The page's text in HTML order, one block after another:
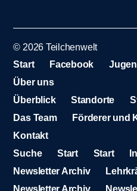
© 2026 Teilchenwelt
Start
Facebook
Über uns
Überblick
Standorte
Das Team
Förderer und
Kontakt
Suche
Start Start
Newsletter Archiv
Newsletter Archiv